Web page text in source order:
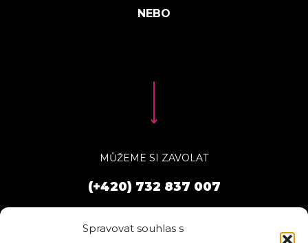
Spravovat souhlas s
MŮŽEME SI ZAVOLAT
(+420) 732 837 007